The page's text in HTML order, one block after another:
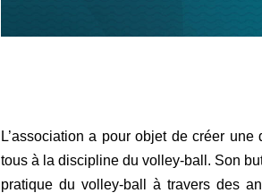
L’association a pour objet de créer
tous à la discipline du volley-ball. Son
pratique du volley-ball à travers des